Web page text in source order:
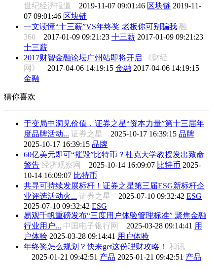
世纪经济报道 2019-11-07 09:01:46 区块链 2019-11-
07 09:01:46 区块链
一文读懂“十三薪”VS年终奖 老板你可别骗我 融
360 2017-01-09 09:21:23 十三薪 2017-01-09 09:21:23
十三薪
2017财智金融论坛广州站即将开启
《财经
网》 2017-04-06 14:19:15 金融 2017-04-06 14:19:15
金融
猜你喜欢
于变局中洞见价值，证券之星“资本力量”第十三届年
度品牌活动... 证券之星 2025-10-17 16:39:15 品牌
2025-10-17 16:39:15 品牌
60亿美元即可“摧毁”比特币？杜克大学教授发出致命
警告 经济观察网 2025-10-14 16:09:07 比特币 2025-
10-14 16:09:07 比特币
共寻可持续发展标杆！证券之星第三届ESG新标杆企
业评选活动火... 证券之星 2025-07-10 09:32:42 ESG
2025-07-10 09:32:42 ESG
易观千帆重磅发布“三度用户体验管理标准” 聚焦金融
行业用户... 中国电子银行网 2025-03-28 09:14:41 用
户体验 2025-03-28 09:14:41 用户体验
年终奖怎么规划？快来get这份理财攻略！
和讯
2025-01-21 09:42:51 产品 2025-01-21 09:42:51 产品